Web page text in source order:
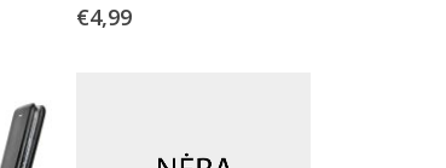
€4,99